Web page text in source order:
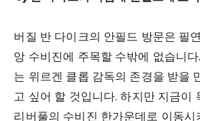
버질 반 다이크의 안필드 방문은 필
앙 수비진에 주목할 수밖에 없습니
는 위르겐 클롭 감독의 존경을 받을
고 싶어 할 것입니다. 하지만 지금이
리버풀의 수비진 한가운데로 이동